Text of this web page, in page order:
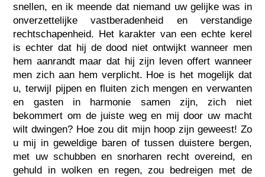
snellen, en ik meende dat niemand uw gelijke was in
onverzettelijke vastberadenheid en verstandige
rechtschapenheid. Het karakter van een echte kerel
is echter dat hij de dood niet ontwijkt wanneer men
hem aanrandt maar dat hij zijn leven offert wanneer
men zich aan hem verplicht. Hoe is het mogelijk dat
u, terwijl pijpen en fluiten zich mengen en verwanten
en gasten in harmonie samen zijn, zich niet
bekommert om de juiste weg en mij door uw macht
wilt dwingen? Hoe zou dit mijn hoop zijn geweest! Zo
u mij in geweldige baren of tussen duistere bergen,
met uw schubben en snorharen recht overeind, en
gehuld in wolken en regen, zou bedreigen met de